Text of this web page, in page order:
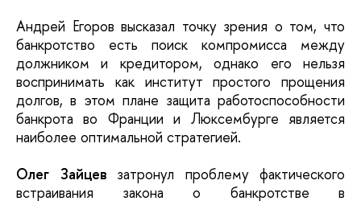
Андрей Егоров высказал точку зрения о том, что
банкротство есть поиск компромисса между
должником и кредитором, однако его нельзя
воспринимать как институт простого прощения
долгов, в этом плане защита работоспособности
банкрота во Франции и Люксембурге является
наиболее оптимальной стратегией.
Олег Зайцев затронул проблему фактического
встраивания закона о банкротстве в